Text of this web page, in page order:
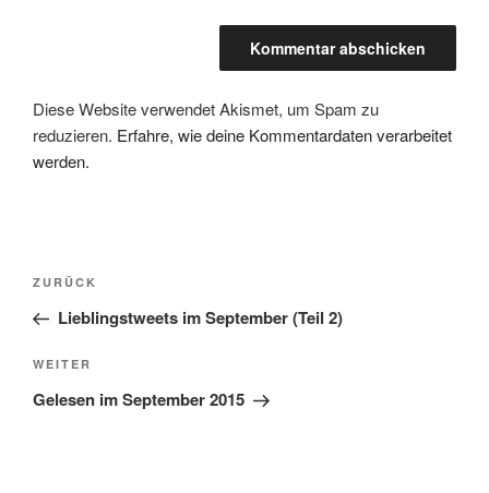
Diese Website verwendet Akismet, um Spam zu
reduzieren. Erfahre, wie deine Kommentardaten verarbeitet
werden.
Beitragsnavigation
Vorheriger
Beitrag
ZURÜCK
Lieblingstweets im September (Teil 2)
Nächster
Beitrag
WEITER
Gelesen im September 2015